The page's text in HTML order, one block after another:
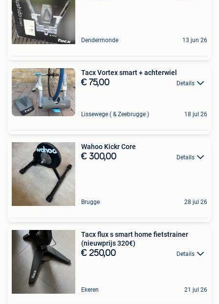
Dendermonde 13 jun 26
Tacx Vortex smart + achterwiel
€ 75,00 Details
Lissewege ( & Zeebrugge ) 18 jul 26
Wahoo Kickr Core
€ 300,00 Details
Brugge 28 jul 26
Tacx flux s smart home fietstrainer
(nieuwprijs 320€)
€ 250,00 Details
Ekeren 21 jul 26